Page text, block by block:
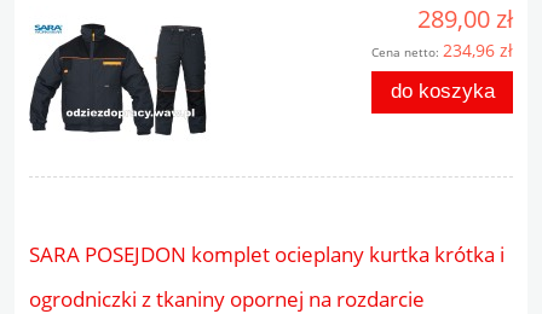
289,00 zł
Cena netto: 234,96 zł
do koszyka
SARA POSEJDON komplet ocieplany kurtka krótka i
ogrodniczki z tkaniny opornej na rozdarcie